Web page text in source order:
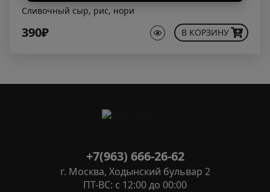
Сливочный сыр, рис, нори
390₽ В КОРЗИНУ
+7(963) 666-26-62
г. Москва, Ходынский бульвар 2
ПТ-ВС: с 12:00 до 00:00